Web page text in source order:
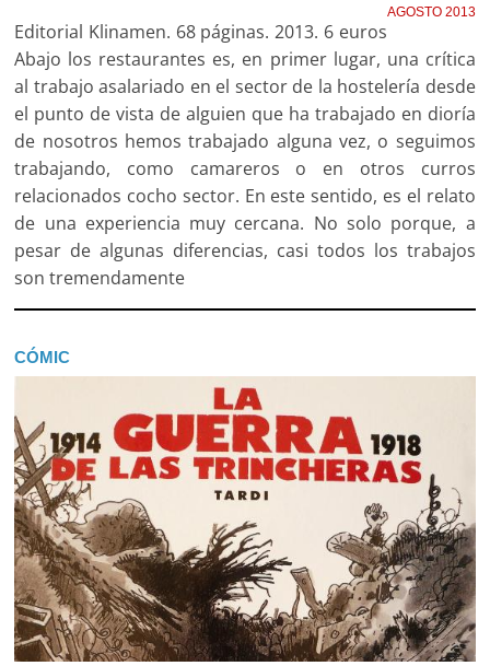
AGOSTO 2013
Editorial Klinamen. 68 páginas. 2013. 6 euros
Abajo los restaurantes es, en primer lugar, una crítica
al trabajo asalariado en el sector de la hostelería desde
el punto de vista de alguien que ha trabajado en dioría
de nosotros hemos trabajado alguna vez, o seguimos
trabajando, como camareros o en otros curros
relacionados cocho sector. En este sentido, es el relato
de una experiencia muy cercana. No solo porque, a
pesar de algunas diferencias, casi todos los trabajos
son tremendamente
CÓMIC